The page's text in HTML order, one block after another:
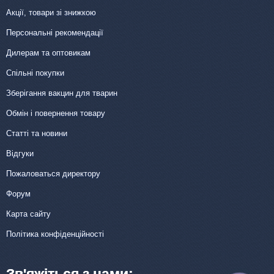
Акції, товари зі знижкою
Персональні рекомендації
Дилерам та оптовикам
Спільні покупки
Зберігання вакцин для тварин
Обмін і повернення товару
Статті та новини
Відгуки
Пожаловаться директору
Форум
Карта сайту
Політика конфіденційності